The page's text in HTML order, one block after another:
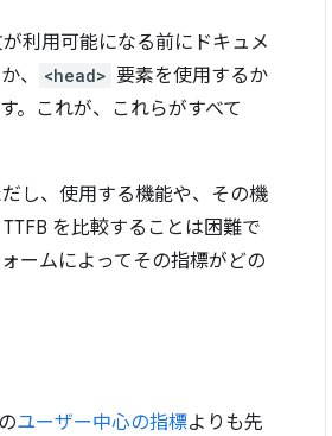
利用可能になる前にドキュメ
、
<head> 要素を使用するか
。これが、これらがすべて
し、使用する機能や、その機
を比較することは困難で
ームによってその指標がどの
ユーザー中心の指標よりも先